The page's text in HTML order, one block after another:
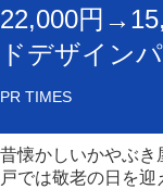
22,000円
ドデザイン
PR TIMES
昔懐かしいかやぶき
戸では敬老の日を